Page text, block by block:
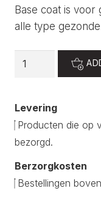
Base coat is voor
alle type
Base
Levering
Producten die op
bezorgd.
Berzorgkosten
Bestellingen